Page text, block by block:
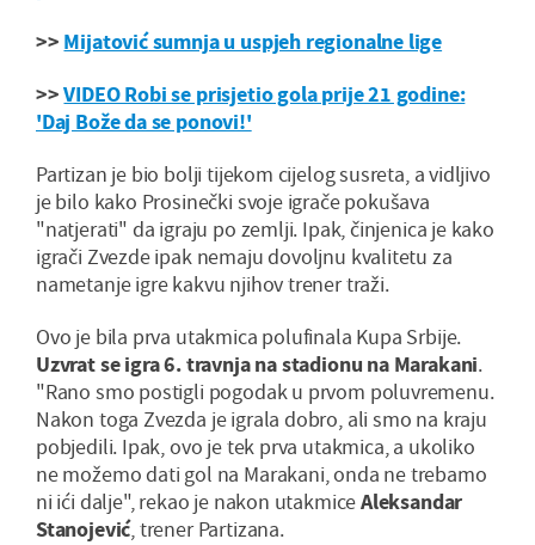
>> Mijatović sumnja u uspjeh regionalne lige
>>VIDEO Robi se prisjetio gola prije 21 godine:
'Daj Bože da se ponovi!'
Partizan je bio bolji tijekom cijelog susreta, a vidljivo
je bilo kako Prosinečki svoje igrače pokušava
"natjerati" da igraju po zemlji. Ipak, činjenica je kako
igrači Zvezde ipak nemaju dovoljnu kvalitetu za
nametanje igre kakvu njihov trener traži.
Ovo je bila prva utakmica polufinala Kupa Srbije.
Uzvrat se igra 6. travnja na stadionu na Marakani.
"Rano smo postigli pogodak u prvom poluvremenu.
Nakon toga Zvezda je igrala dobro, ali smo na kraju
pobjedili. Ipak, ovo je tek prva utakmica, a ukoliko
ne možemo dati gol na Marakani, onda ne trebamo
ni ići dalje", rekao je nakon utakmiceAleksandar
Stanojević, trener Partizana.